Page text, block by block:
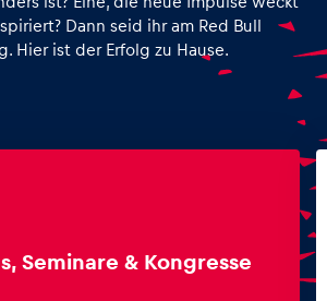
Dann seid ihr am Red Bull
Hier ist der Erfolg zu Hause.
Seminare & Kongresse